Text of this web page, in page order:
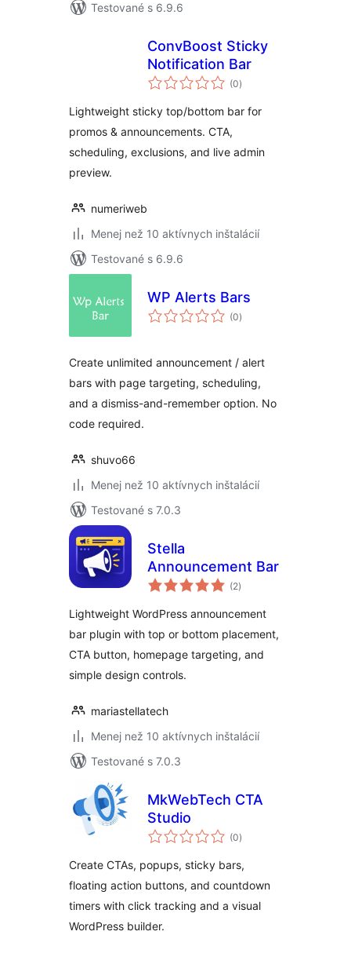
Testované s 6.9.6
ConvBoost Sticky
Notification Bar
(0celkové
hodnotenie
)
Lightweight sticky top/bottom bar for
promos & announcements. CTA,
scheduling, exclusions, and live admin
preview.
numeriweb
Menej než 10 aktívnych inštalácií
Testované s 6.9.6
WP Alerts Bars
(0celkové
hodnotenie
)
Create unlimited announcement / alert
bars with page targeting, scheduling,
and a dismiss-and-remember option. No
code required.
shuvo66
Menej než 10 aktívnych inštalácií
Testované s 7.0.3
Stella
Announcement Bar
(2celkové
hodnotenie
)
Lightweight WordPress announcement
bar plugin with top or bottom placement,
CTA button, homepage targeting, and
simple design controls.
mariastellatech
Menej než 10 aktívnych inštalácií
Testované s 7.0.3
MkWebTech CTA
Studio
(0celkové
hodnotenie
)
Create CTAs, popups, sticky bars,
floating action buttons, and countdown
timers with click tracking and a visual
WordPress builder.